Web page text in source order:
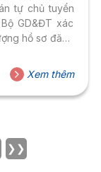
tự chủ tuyển
GD&ĐT xác
hồ sơ đăng
định điểm
các phương
Xem thêm
❯❯